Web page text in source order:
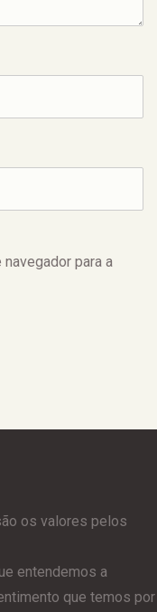
para a
os valores pelos
entendemos a
que temos por